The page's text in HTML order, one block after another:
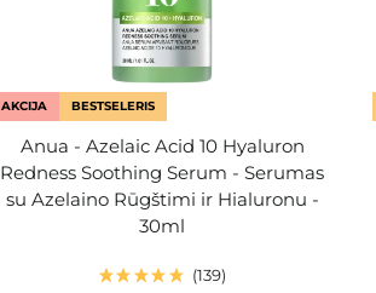
AKCIJA BESTSELERIS
Anua - Azelaic Acid 10 Hyaluron
Redness Soothing Serum - Serumas
su Azelaino Rūgštimi ir Hialuronu -
30ml
139